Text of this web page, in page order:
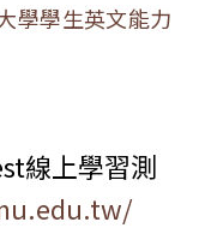
學學生英文能力
線上學習測